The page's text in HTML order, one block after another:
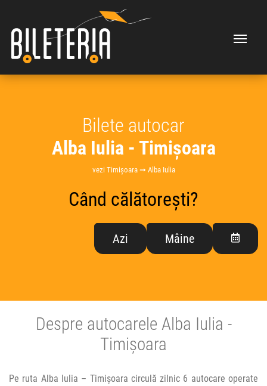
Bilete autocar
Alba Iulia - Timișoara
vezi Timișoara ➞ Alba Iulia
Când călătorești?
Azi Mâine
Despre autocarele Alba Iulia -
Timișoara
Pe ruta Alba Iulia – Timișoara circulă zilnic 6 autocare operate